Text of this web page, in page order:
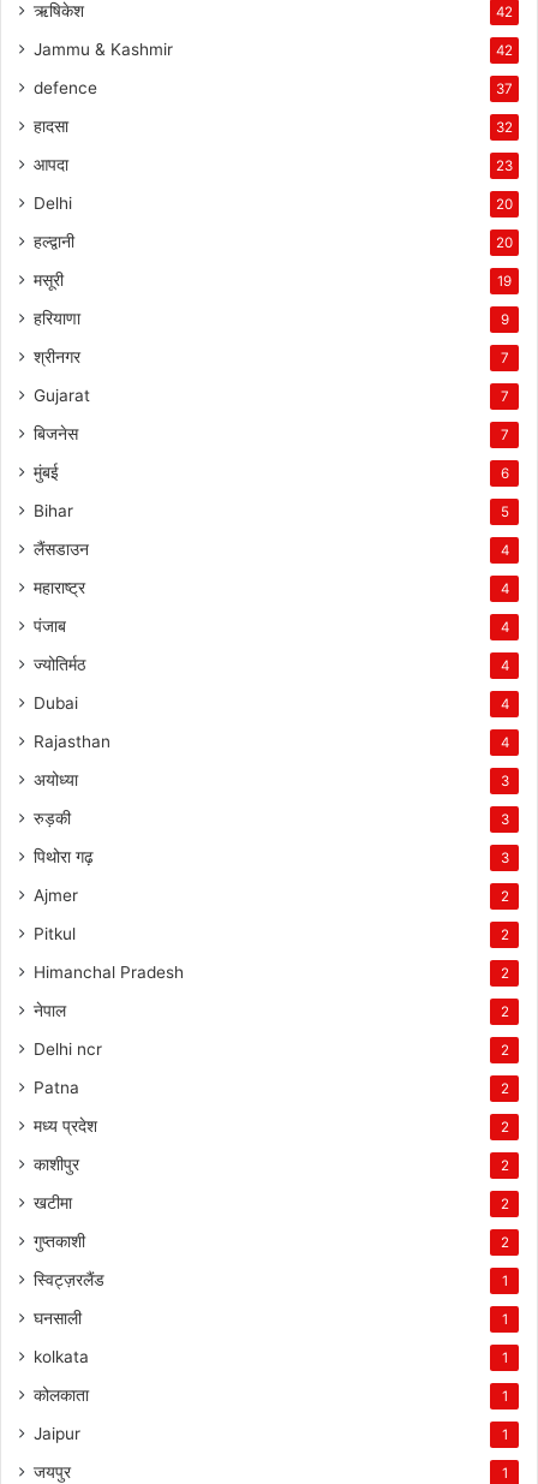
ऋषिकेश 42
Jammu & Kashmir 42
defence 37
हादसा 32
आपदा 23
Delhi 20
हल्द्वानी 20
मसूरी 19
हरियाणा 9
श्रीनगर 7
Gujarat 7
बिजनेस 7
मुंबई 6
Bihar 5
लैंसडाउन 4
महाराष्ट्र 4
पंजाब 4
ज्योतिर्मठ 4
Dubai 4
Rajasthan 4
अयोध्या 3
रुड़की 3
पिथोरा गढ़ 3
Ajmer 2
Pitkul 2
Himanchal Pradesh 2
नेपाल 2
Delhi ncr 2
Patna 2
मध्य प्रदेश 2
काशीपुर 2
खटीमा 2
गुप्तकाशी 2
स्विट्ज़रलैंड 1
घनसाली 1
kolkata 1
कोलकाता 1
Jaipur 1
जयपुर 1